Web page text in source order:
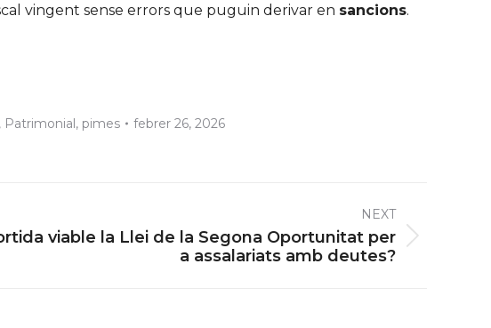
vingent sense errors que puguin derivar en sancions.
Patrimonial, pimes febrer 26, 2026
NEXT
viable la Llei de la Segona Oportunitat per
a assalariats amb deutes?